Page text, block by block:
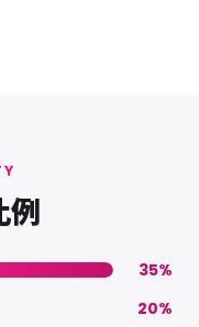
例
35%
20%